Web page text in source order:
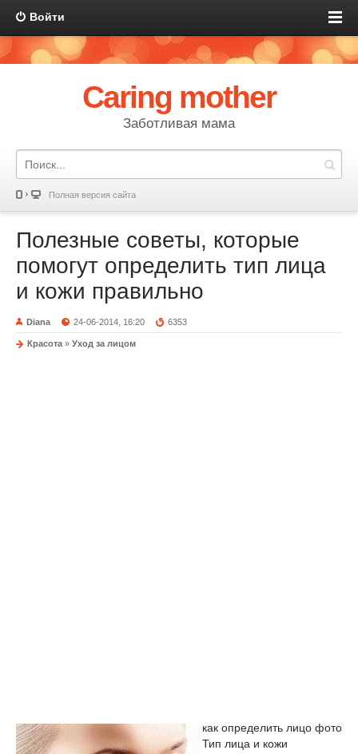
Войти
Caring mother
Заботливая мама
Полная версия сайта
Полезные советы, которые
помогут определить тип лица
и кожи правильно
Diana 24-06-2014, 16:20 6353
Красота » Уход за лицом
как определить лицо фото
Тип лица и кожи